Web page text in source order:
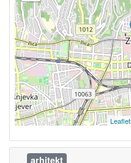
Leaflet
arhitekt